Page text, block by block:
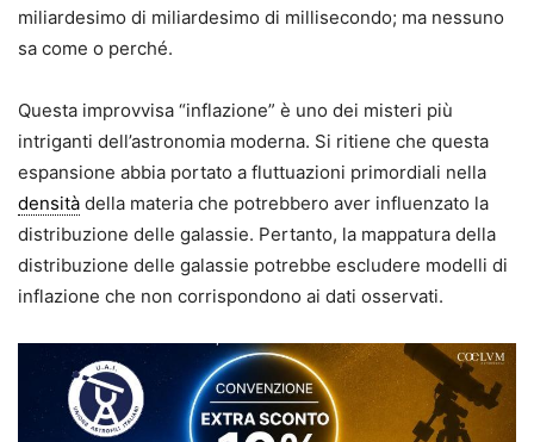
miliardesimo di miliardesimo di millisecondo; ma nessuno
sa come o perché.
Questa improvvisa “inflazione” è uno dei misteri più
intriganti dell’astronomia moderna. Si ritiene che questa
espansione abbia portato a fluttuazioni primordiali nella
densità della materia che potrebbero aver influenzato la
distribuzione delle galassie. Pertanto, la mappatura della
distribuzione delle galassie potrebbe escludere modelli di
inflazione che non corrispondono ai dati osservati.